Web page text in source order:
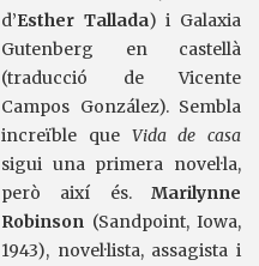
d’Esther Tallada) i Galaxia
Gutenberg en castellà
(traducció de Vicente
Campos González). Sembla
increïble que Vida de casa
sigui una primera novel·la,
però així és. Marilynne
Robinson (Sandpoint, Iowa,
1943), novel·lista, assagista i